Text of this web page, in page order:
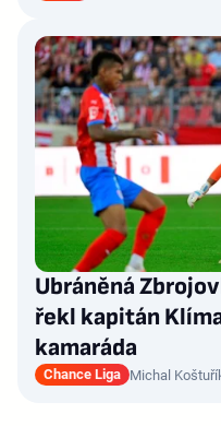
Ubráněná
řekl kapitán
kamaráda
Chance Liga Michal